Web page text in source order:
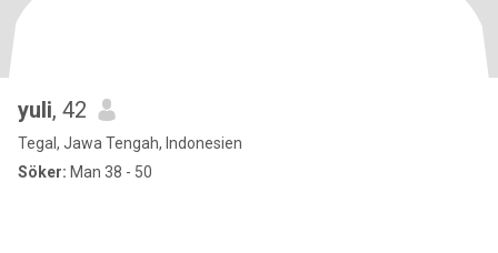
yuli, 42
Tegal, Jawa Tengah, Indonesien
Söker: Man 38 - 50